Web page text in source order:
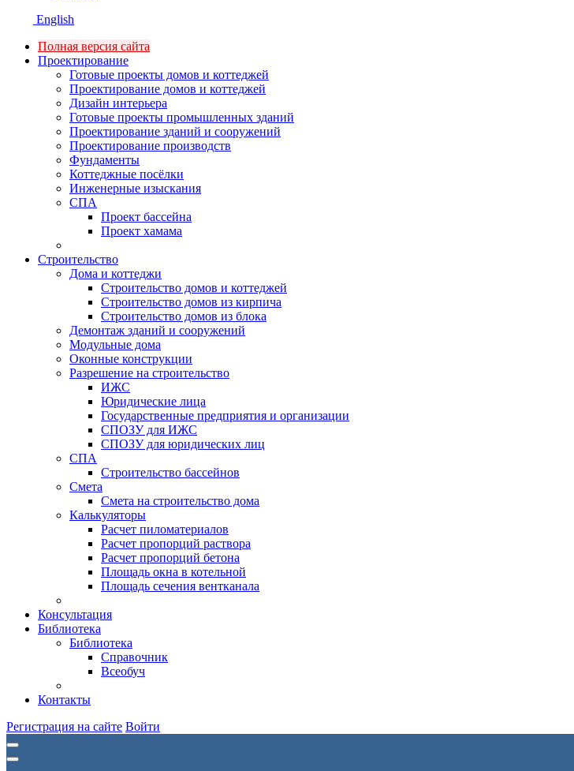
English
Полная версия сайта
Проектирование
Готовые проекты домов и коттеджей
Проектирование домов и коттеджей
Дизайн интерьера
Готовые проекты промышленных зданий
Проектирование зданий и сооружений
Проектирование производств
Фундаменты
Коттеджные посёлки
Инженерные изыскания
СПА
Проект бассейна
Проект хамама
Строительство
Дома и коттеджи
Строительство домов и коттеджей
Строительство домов из кирпича
Строительство домов из блока
Демонтаж зданий и сооружений
Модульные дома
Оконные конструкции
Разрешение на строительство
ИЖС
Юридические лица
Государственные предприятия и организации
СПОЗУ для ИЖС
СПОЗУ для юридических лиц
СПА
Строительство бассейнов
Смета
Смета на строительство дома
Калькуляторы
Расчет пиломатериалов
Расчет пропорций раствора
Расчет пропорций бетона
Площадь окна в котельной
Площадь сечения вентканала
Консультация
Библиотека
Библиотека
Справочник
Всеобуч
Контакты
Регистрация на сайте Войти